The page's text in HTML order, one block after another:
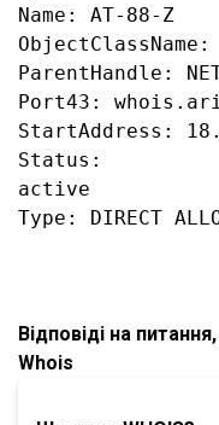
Name: AT-88-Z
ParentHandle:
Port43:
StartAddress:
Status:
active
Відповіді на
Whois